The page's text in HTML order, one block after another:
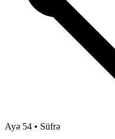
Ayə 54 • Süfrə